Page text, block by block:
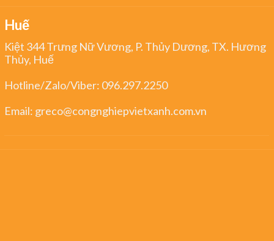
Huế
Kiệt 344 Trưng Nữ Vương, P. Thủy Dương, TX. Hương
Thủy, Huế
Hotline/Zalo/Viber: 096.297.2250
Email: greco@congnghiepvietxanh.com.vn